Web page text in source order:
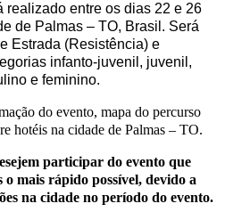
realizado entre os dias 22 e 26
de Palmas – TO, Brasil. Será
Estrada (Resistência) e
infanto-juvenil, juvenil,
e feminino.
do evento, mapa do percurso
hotéis na cidade de Palmas – TO.
participar do evento que
o mais rápido possível, devido a
na cidade no período do evento.